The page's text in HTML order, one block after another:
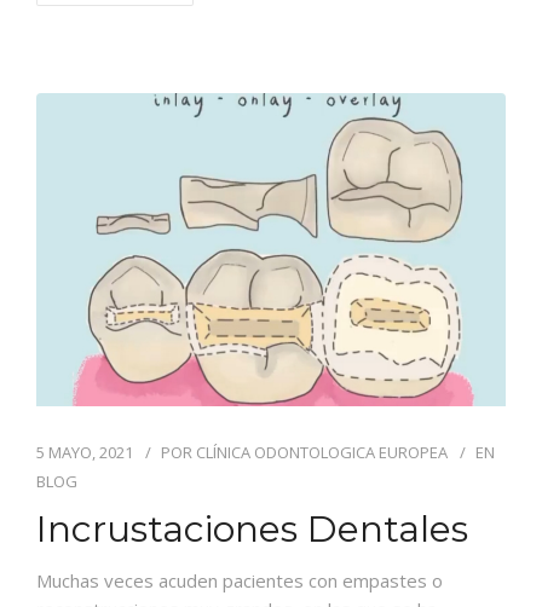
5 MAYO, 2021 POR CLÍNICA ODONTOLOGICA EUROPEA
EN
BLOG
Incrustaciones Dentales
Muchas veces acuden pacientes con empastes o